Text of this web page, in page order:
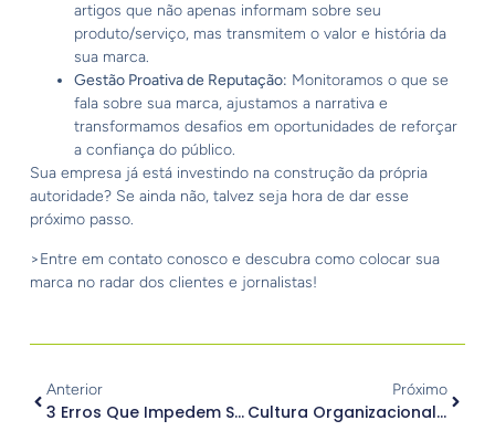
artigos que não apenas informam sobre seu
produto/serviço, mas transmitem o valor e história da
sua marca.
Gestão Proativa de Reputação: Monitoramos o que se
fala sobre sua marca, ajustamos a narrativa e
transformamos desafios em oportunidades de reforçar
a confiança do público.
Sua empresa já está investindo na construção da própria
autoridade? Se ainda não, talvez seja hora de dar esse
próximo passo.
>Entre em contato conosco e descubra como colocar sua
marca no radar dos clientes e jornalistas!
Anterior
3 Erros Que Impedem Seu Site De Vender
Próximo
Cultura Organizacional E Comunicação Interna Aliadas No Engajamento Interno